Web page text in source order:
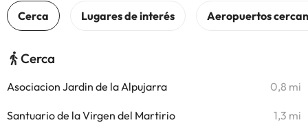
Cerca
Asociacion Jardin de la Alpujarra 0,8 mi
Santuario de la Virgen del Martirio 1,3 mi